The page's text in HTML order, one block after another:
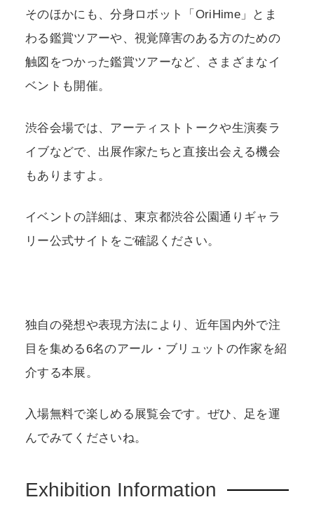
そのほかにも、分身ロボット「OriHime」とま
わる鑑賞ツアーや、視覚障害のある方のための
触図をつかった鑑賞ツアーなど、さまざまなイ
ベントも開催。
渋谷会場では、アーティストトークや生演奏ラ
イブなどで、出展作家たちと直接出会える機会
もありますよ。
イベントの詳細は、東京都渋谷公園通りギャラ
リー公式サイトをご確認ください。
独自の発想や表現方法により、近年国内外で注
目を集める6名のアール・ブリュットの作家を紹
介する本展。
入場無料で楽しめる展覧会です。ぜひ、足を運
んでみてくださいね。
Exhibition Information